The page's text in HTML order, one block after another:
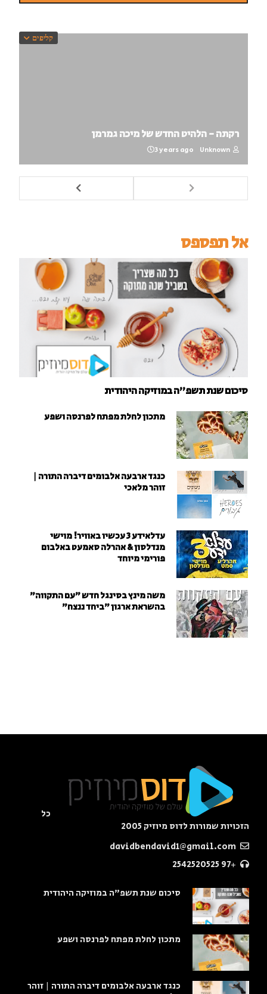
קליפים
רקתה - הלהיט החדש של מיכה גמרמן
Unknown
3 years ago
אל תפספס
סיכום שנת תשפ"ה במוזיקה היהודית
מתכון לחלת מפתח לפרנסה ושפע
כנגד ארבעה אלבומים דיברה התורה |
זוהר מלאכי
עדלאידע 3 עכשיו באוויר! מוישי
מנדלסון & אהרלה סאמעט באלבום
פורימי מיוחד
משה מינץ בסינגל חדש ״עם התקווה״
בהשראת ארגון "ביחד ננצח"
כל
הזכויות שמורות לדוס מיוזיק 2005
+97 2542520525
סיכום שנת תשפ"ה במוזיקה היהודית
מתכון לחלת מפתח לפרנסה ושפע
כנגד ארבעה אלבומים דיברה התורה | זוהר